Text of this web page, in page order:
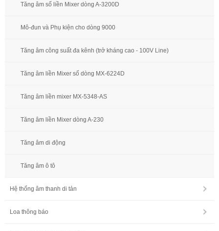
Tăng âm số liền Mixer dòng A-3200D
Mô-đun và Phụ kiện cho dòng 9000
Tăng âm công suất đa kênh (trở kháng cao - 100V Line)
Tăng âm liền Mixer số dòng MX-6224D
Tăng âm liền mixer MX-5348-AS
Tăng âm liền Mixer dòng A-230
Tăng âm di động
Tăng âm ô tô
Hệ thống âm thanh di tản
Loa thông báo